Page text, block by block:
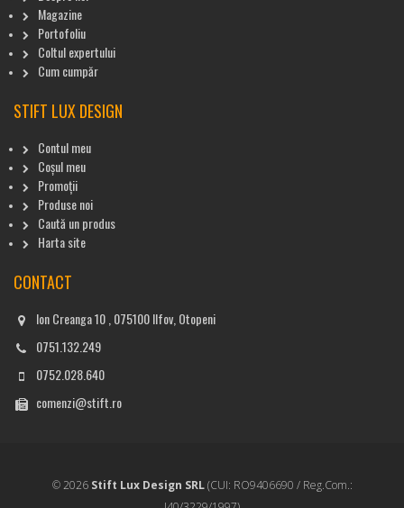
Magazine
Portofoliu
Coltul expertului
Cum cumpăr
STIFT LUX DESIGN
Contul meu
Coșul meu
Promoții
Produse noi
Caută un produs
Harta site
CONTACT
Ion Creanga 10 , 075100 Ilfov, Otopeni
0751.132.249
0752.028.640
comenzi@stift.ro
© 2026 Stift Lux Design SRL(CUI: RO9406690 / Reg.Com.: